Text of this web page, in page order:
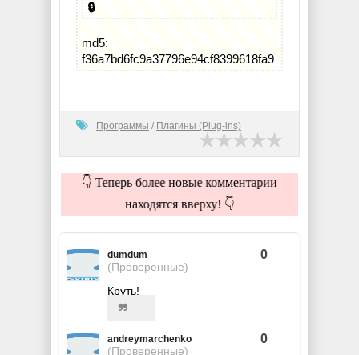
🔒
md5:
f36a7bd6fc9a37796e94cf8399618fa9
Программы / Плагины (Plug-ins)
👇 Теперь более новые комментарии
находятся вверху! 👇
dumdum
(Проверенные)
0
Круть!
andreymarchenko
(Проверенные)
0